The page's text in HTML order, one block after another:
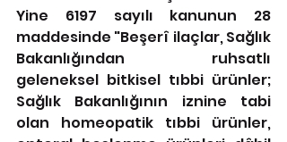
Yine 6197 sayılı kanunun 28
maddesinde "Beşerî ilaçlar, Sağlık
Bakanlığından ruhsatlı
geleneksel bitkisel tıbbi ürünler;
Sağlık Bakanlığının iznine tabi
olan homeopatik tıbbi ürünler,